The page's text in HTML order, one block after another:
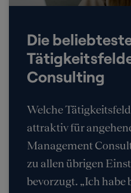
Die
Consulting
Welche
attraktiv für
Management
zu allen übrigen
bevorzugt. „Ich habe